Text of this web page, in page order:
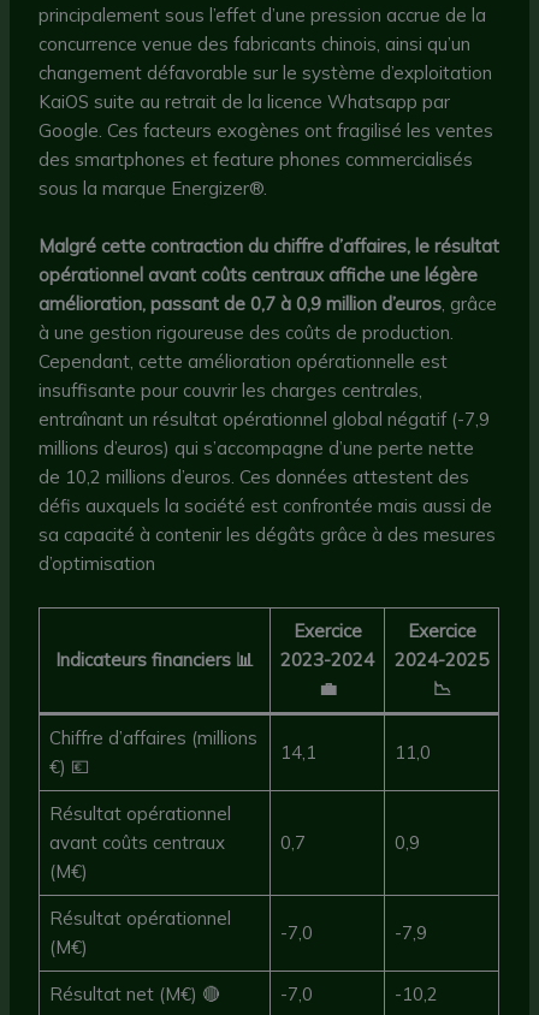
principalement sous l’effet d’une pression accrue de la
concurrence venue des fabricants chinois, ainsi qu’un
changement défavorable sur le système d’exploitation
KaiOS suite au retrait de la licence Whatsapp par
Google. Ces facteurs exogènes ont fragilisé les ventes
des smartphones et feature phones commercialisés
sous la marque Energizer®.
Malgré cette contraction du chiffre d’affaires, le résultat
opérationnel avant coûts centraux affiche une légère
amélioration, passant de 0,7 à 0,9 million d’euros, grâce
à une gestion rigoureuse des coûts de production.
Cependant, cette amélioration opérationnelle est
insuffisante pour couvrir les charges centrales,
entraînant un résultat opérationnel global négatif (-7,9
millions d’euros) qui s’accompagne d’une perte nette
de 10,2 millions d’euros. Ces données attestent des
défis auxquels la société est confrontée mais aussi de
sa capacité à contenir les dégâts grâce à des mesures
d’optimisation
Indicateurs financiers 📊
Exercice
2023-2024
💼
Exercice
2024-2025
📉
Chiffre d’affaires (millions
€) 💶
14,1 11,0
Résultat opérationnel
avant coûts centraux
(M€)
0,7 0,9
Résultat opérationnel
(M€)
-7,0 -7,9
Résultat net (M€) 🔴 -7,0 -10,2